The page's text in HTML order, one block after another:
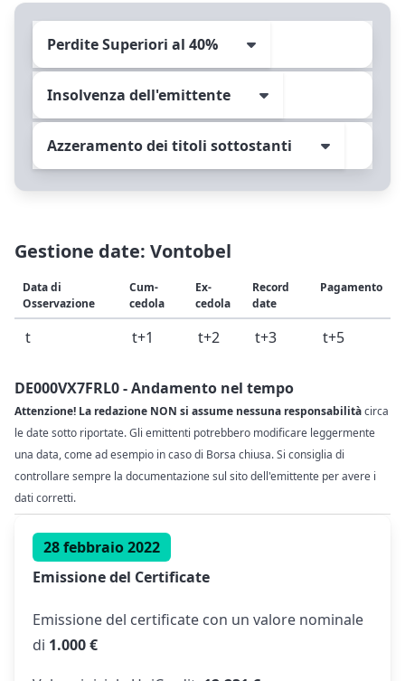
Perdite Superiori al 40%
Insolvenza dell'emittente
Azzeramento dei titoli sottostanti
Gestione date: Vontobel
Data di
Osservazione
Cum-
cedola
Ex-
cedola
Record
date
Pagamento
t t+1 t+2 t+3 t+5
DE000VX7FRL0 - Andamento nel tempo
Attenzione! La redazione NON si assume nessuna responsabilitàcirca
le date sotto riportate. Gli emittenti potrebbero modificare leggermente
una data, come ad esempio in caso di Borsa chiusa. Si consiglia di
controllare sempre la documentazione sul sito dell'emittente per avere i
dati corretti.
28 febbraio 2022
Emissione del Certificate
Emissione del certificate con un valore nominale
di 1.000 €